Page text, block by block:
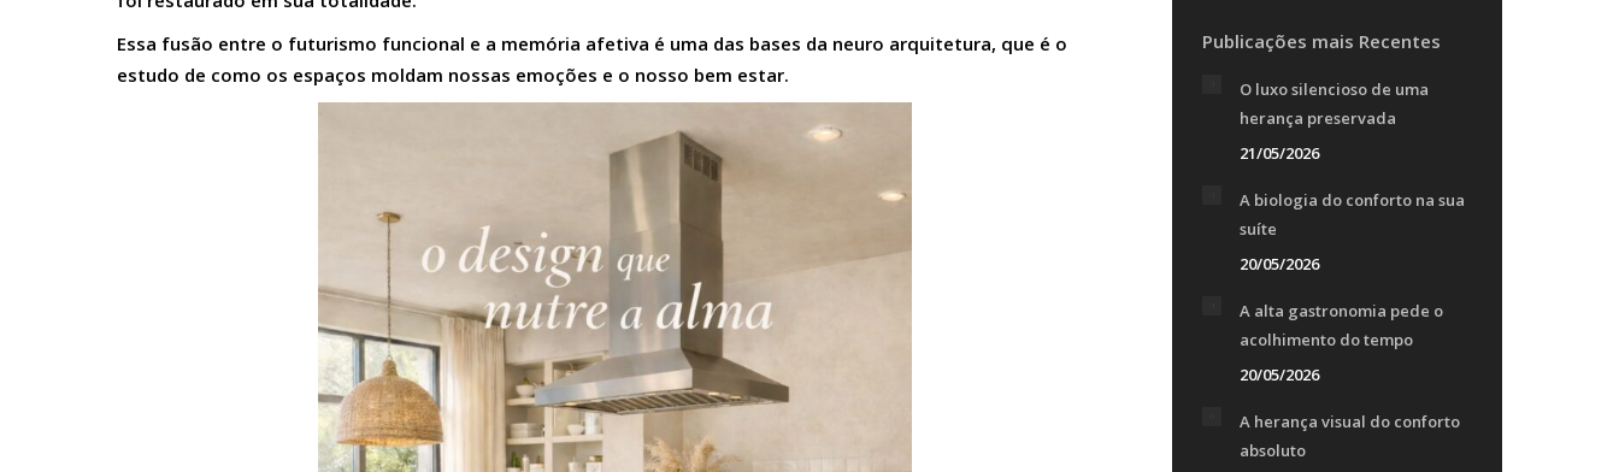
Essa fusão entre o futurismo funcional e a memória afetiva é uma das bases da neuro arquitetura, que é o
estudo de como os espaços moldam nossas emoções e o nosso bem estar.
Publicações mais Recentes
O luxo silencioso de uma
herança preservada
21/05/2026
A biologia do conforto na sua
suíte
20/05/2026
A alta gastronomia pede o
acolhimento do tempo
20/05/2026
A herança visual do conforto
absoluto